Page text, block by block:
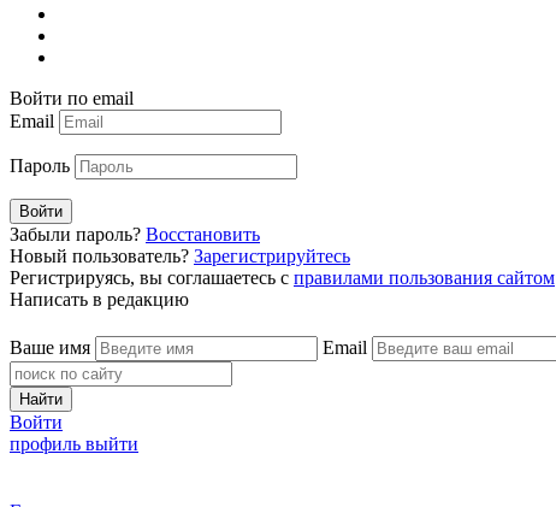
Войти по email
Email
Пароль
Войти
Забыли пароль? Восстановить
Новый пользователь? Зарегистрируйтесь
Регистрируясь, вы соглашаетесь с правилами пользования сайтом
Написать в редакцию
Ваше имя Email
Найти
Войти
профиль выйти